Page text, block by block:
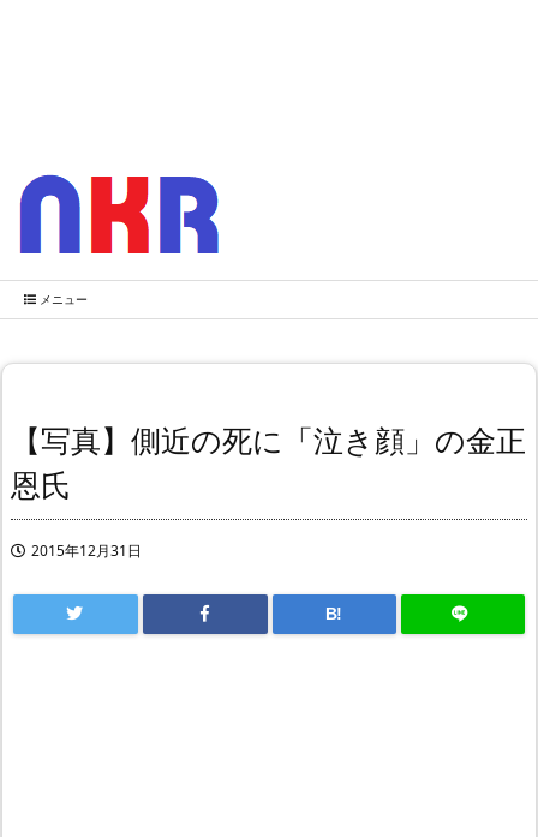
メニュー
【写真】側近の死に「泣き顔」の金正
恩氏
2015年12月31日
B!